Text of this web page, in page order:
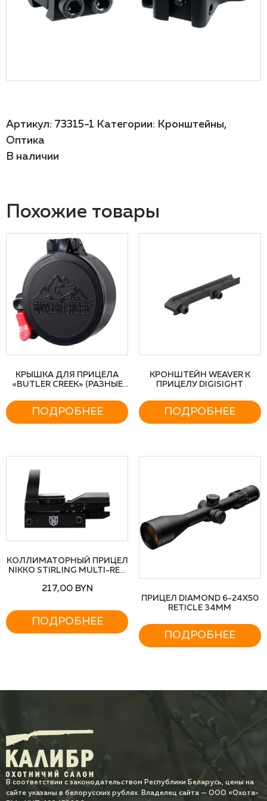
Артикул: 73315-1 Категории: Кронштейны,
Оптика
В наличии
Похожие товары
КРЫШКА ДЛЯ ПРИЦЕЛА
«BUTLER CREEK» (РАЗНЫЕ
ПОДРОБНЕЕ
КРОНШТЕЙН WEAVER К
ПРИЦЕЛУ DIGISIGHT
ПОДРОБНЕЕ
КОЛЛИМАТОРНЫЙ ПРИЦЕЛ
NIKKO STIRLING MULTI-RED
217,00 BYN
ПОДРОБНЕЕ
ПРИЦЕЛ DIAMOND 6-24X50
RETICLE 34MM
ПОДРОБНЕЕ
В соответствии с законодательством Республики Беларусь, цены на
сайте указаны в белорусских рублях. Владелец сайта — ООО «Охота-